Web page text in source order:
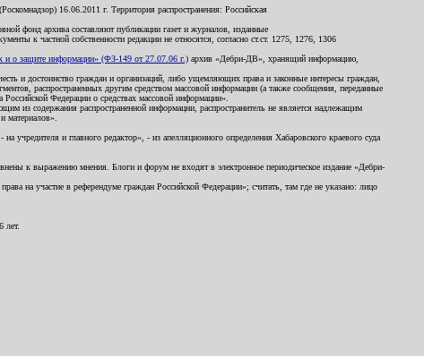
16.06.2011 г. Территория распространения: Российская
фонд архива составляют публикации газет и журналов, изданные
к частной собственности редакции не относятся, согласно ст.ст. 1275, 1276, 1306
о защите информации» (ФЗ-149 от 27.07.06 г.) архив «Дебри-ДВ», хранящий информацию,
и достоинство граждан и организаций, либо ущемляющих права и законные интересы граждан,
распространенных другим средством массовой информации (а также сообщения, переданные
Федерации о средствах массовой информации».
из содержания распространенной информации, распространитель не является надлежащим
материалов».
и главного редактор», - из апелляционного определения Хабаровского краевого суда
к выражению мнения. Блоги и форум не входят в электронное периодическое издание «Дебри-
на участие в референдуме граждан Российской Федерации»; считать, там где не указано: лицо
лет.